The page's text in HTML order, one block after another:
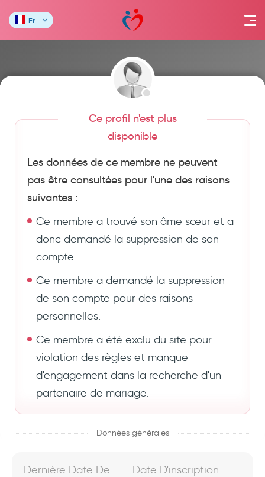
Fr
Ce profil n'est plus
disponible
Les données de ce membre ne peuvent
pas être consultées pour l'une des raisons
suivantes :
Ce membre a trouvé son âme sœur et a
donc demandé la suppression de son
compte.
Ce membre a demandé la suppression
de son compte pour des raisons
personnelles.
Ce membre a été exclu du site pour
violation des règles et manque
d'engagement dans la recherche d'un
partenaire de mariage.
Données générales
Dernière Date De
Date D'inscription